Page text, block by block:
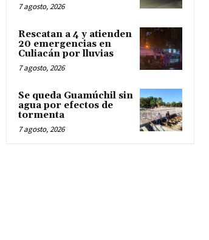
7 agosto, 2026
Rescatan a 4 y atienden
20 emergencias en
Culiacán por lluvias
7 agosto, 2026
Se queda Guamúchil sin
agua por efectos de
tormenta
7 agosto, 2026